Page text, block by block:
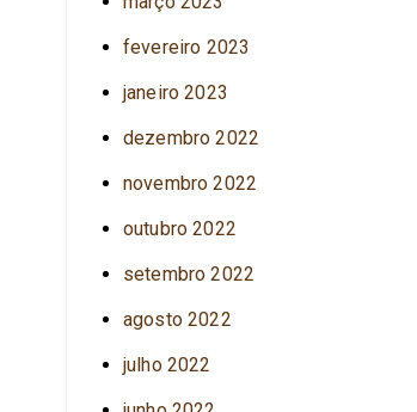
fevereiro 2023
janeiro 2023
dezembro 2022
novembro 2022
outubro 2022
setembro 2022
agosto 2022
julho 2022